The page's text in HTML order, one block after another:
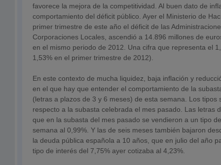
favorece la mejora de la competitividad. Al buen dato de
comportamiento del déficit público. Ayer el Ministerio de
primer trimestre de este año el déficit de las
Corporaciones Locales, ascendió a 14.896 millones de
en el mismo periodo de 2012. Una cifra que representa el
1,53% en el primer trimestre de 2012).
En este contexto de mucha liquidez, baja inflación y
en el que hay que entender el comportamiento de la
(letras a plazos de 3 y 6 meses) de esta semana. Los tipos
respecto a la subasta celebrada el mes pasado. Las letras
que en la subasta del mes pasado se vendieron a un tipo
semana al 0,99%. Y las de seis meses también bajaron
la deuda pública española a 10 años, que en julio del año
tipo de interés del 7,75% ayer cotizaba al 4,23%.